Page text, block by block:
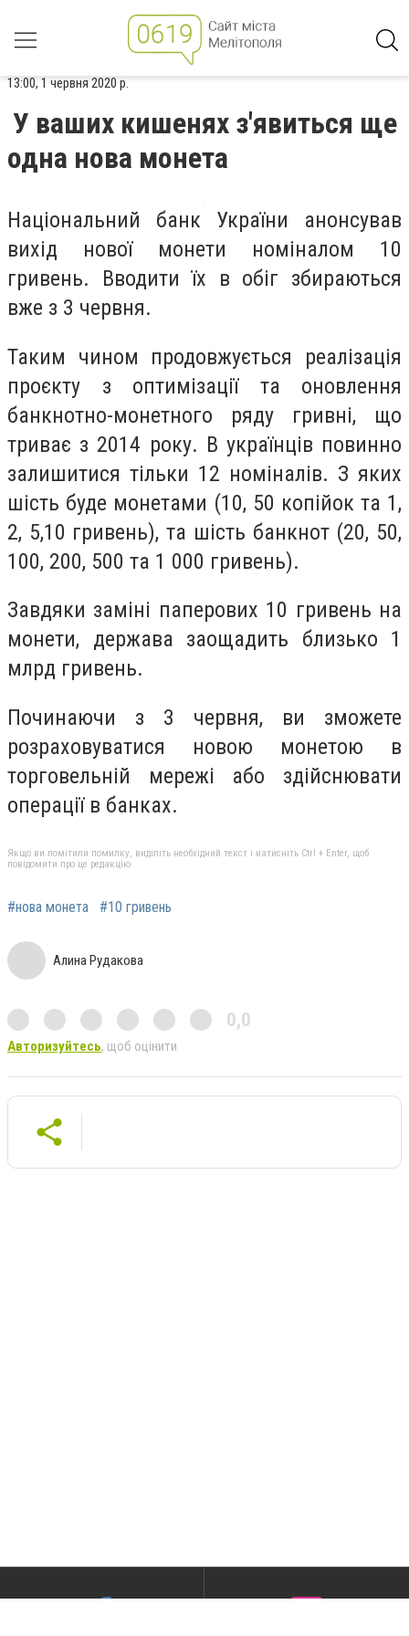
13:00, 1 червня 2020 р.
У ваших кишенях з'явиться ще
одна нова монета
Національний банк України анонсував
вихід нової монети номіналом 10
гривень. Вводити їх в обіг збираються
вже з 3 червня.
Таким чином продовжується реалізація
проєкту з оптимізації та оновлення
банкнотно-монетного ряду гривні, що
триває з 2014 року. В українців повинно
залишитися тільки 12 номіналів. З яких
шість буде монетами (10, 50 копійок та 1,
2, 5,10 гривень), та шість банкнот (20, 50,
100, 200, 500 та 1 000 гривень).
Завдяки заміні паперових 10 гривень на
монети, держава заощадить близько 1
млрд гривень.
Починаючи з 3 червня, ви зможете
розраховуватися новою монетою в
торговельній мережі або здійснювати
операції в банках.
Якщо ви помітили помилку, виділіть необхідний текст і натисніть Ctrl + Enter, щоб
повідомити про це редакцію
#нова монета #10 гривень
Алина Рудакова
0,0
Авторизуйтесь, щоб оцінити